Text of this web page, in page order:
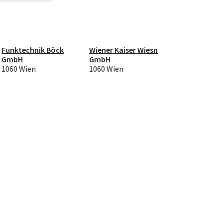
Funktechnik Böck
GmbH
1060 Wien
Wiener Kaiser Wiesn
GmbH
1060 Wien